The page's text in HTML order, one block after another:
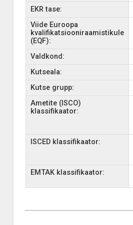
EKR tase:
Viide Euroopa
kvalifikatsiooniraamistikule
(EQF):
Valdkond:
Kutseala:
Kutse grupp:
Ametite (ISCO)
klassifikaator:
ISCED klassifikaator:
EMTAK klassifikaator: